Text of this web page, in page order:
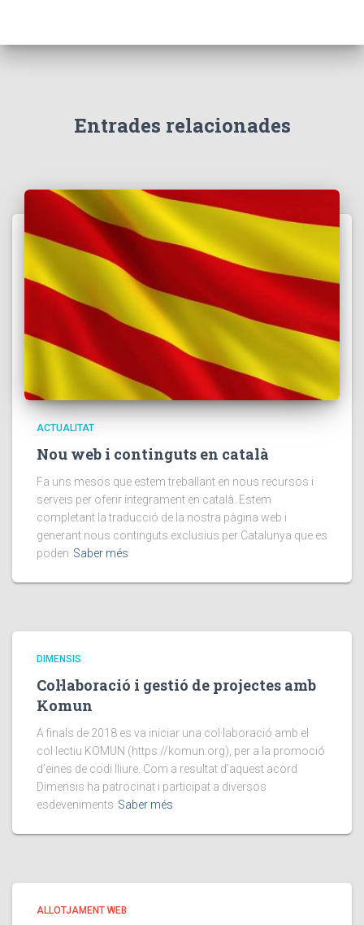
Entrades relacionades
ACTUALITAT
Nou web i continguts en català
Fa uns mesos que estem treballant en nous recursos i
serveis per oferir íntegrament en català. Estem
completant la traducció de la nostra pàgina web i
generant nous continguts exclusius per Catalunya que es
poden Saber més
DIMENSIS
Col·laboració i gestió de projectes amb
Komun
A finals de 2018 es va iniciar una col·laboració amb el
col·lectiu KOMUN (https://komun.org), per a la promoció
d’eines de codi lliure. Com a resultat d’aquest acord
Dimensis ha patrocinat i participat a diversos
esdeveniments Saber més
ALLOTJAMENT WEB